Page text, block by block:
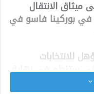
ميثاق الانتقال
في بوركينا فاسو في
للانتخابات
التي ستنظم في نهاية
21 شهرًا.